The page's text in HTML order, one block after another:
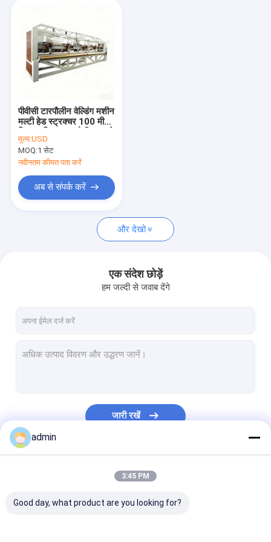
पीवीसी टारपौलीन वेल्डिंग मशीन
मल्टी हेड स्ट्रक्चर 100 मीटर
की प्रणाली
मूल्य:USD
MOQ:1 सेट
नवीनतम कीमत पता करें
अब से संपर्क करें
और देखो
एक संदेश छोड़ें
हम जल्दी से जवाब देंगे
जारी रखें
admin
3:45 PM
Good day, what product are you looking for?